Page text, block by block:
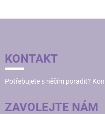
A
T
KONTAKT
Potřebujete s něčím poradit?
ZAVOLEJTE NÁM